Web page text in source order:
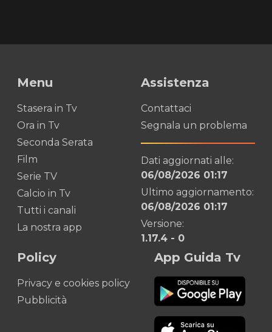
Menu
Stasera in Tv
Ora in Tv
Seconda Serata
Film
Serie TV
Calcio in Tv
Tutti i canali
La nostra app
Assistenza
Contattaci
Segnala un problema
Dati aggiornati alle:
06/08/2026 01:17
Ultimo aggiornamento:
06/08/2026 01:17
Versione:
1.17.4 - 0
Policy
Privacy e cookies policy
Pubblicità
App Guida Tv